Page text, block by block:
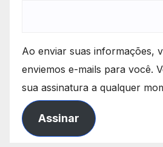
Ao enviar suas informações,
enviemos e-mails para você.
sua assinatura a qualquer
Assinar